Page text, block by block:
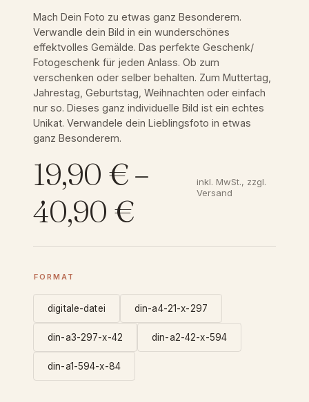
Mach Dein Foto zu etwas ganz Besonderem.
Verwandle dein Bild in ein wunderschönes
effektvolles Gemälde. Das perfekte Geschenk/
Fotogeschenk für jeden Anlass. Ob zum
verschenken oder selber behalten. Zum Muttertag,
Jahrestag, Geburtstag, Weihnachten oder einfach
nur so. Dieses ganz individuelle Bild ist ein echtes
Unikat. Verwandele dein Lieblingsfoto in etwas
ganz Besonderem.
19,90 €–
40,90 €P
r
e
i
s
inkl. MwSt., zzgl.
Versand
FORMAT
digitale-datei din-a4-21-x-297
din-a3-297-x-42 din-a2-42-x-594
din-a1-594-x-84